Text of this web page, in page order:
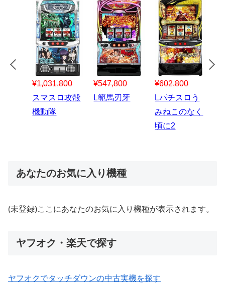
¥547,800
スマスロハナ
ビ
¥150,000
スマスロ秘宝
¥1,867,800
Lパチスロ 炎
炎ノ消防隊2
あなたのお気に入り機種
(未登録)ここにあなたのお気に入り機種が表示されます。
ヤフオク・楽天で探す
ヤフオクでタッチダウンの中古実機を探す